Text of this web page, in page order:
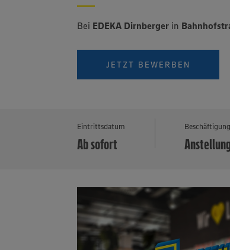
Bei EDEKA Dirnberger in
JETZT BEWERBEN
Eintrittsdatum
Ab sofort